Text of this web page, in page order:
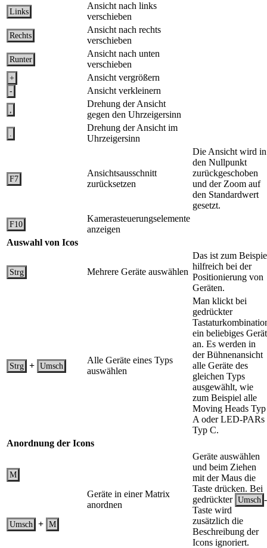
Links
Ansicht nach links
verschieben
Rechts
Ansicht nach rechts
verschieben
Runter
Ansicht nach unten
verschieben
+ Ansicht vergrößern
- Ansicht verkleinern
,
Drehung der Ansicht
gegen den Uhrzeigersinn
.
Drehung der Ansicht im
Uhrzeigersinn
F7
Ansichtsausschnitt
zurücksetzen
Die Ansicht wird in
den Nullpunkt
zurückgeschoben
und der Zoom auf
den Standardwert
gesetzt.
F10
Kamerasteuerungselemente
anzeigen
Auswahl von Icos
Strg Mehrere Geräte auswählen
Das ist zum
hilfreich bei der
Positionierung von
Geräten.
Strg + Umsch
Alle Geräte eines Typs
auswählen
Man klickt bei
gedrückter
ein beliebiges Gerät
an. Es werden in
der Bühnenansicht
alle Geräte des
gleichen Typs
ausgewählt, wie
zum Beispiel alle
Moving Heads Typ
A oder LED-PARs
Typ C.
Anordnung der Icons
M
Geräte in einer Matrix
anordnen
Geräte auswählen
und beim Ziehen
mit der Maus die
Taste drücken. Bei
gedrückter Umsch -
Taste wird
zusätzlich die
Beschreibung der
Icons ignoriert.
Umsch + M